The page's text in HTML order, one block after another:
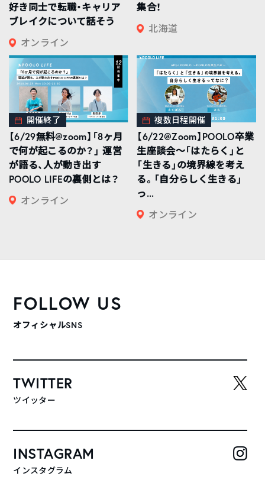
好き同士で転職・キャリア
ブレイクについて話そう
オンライン
集合！
北海道
開催終了
【6/29無料@zoom】「8ヶ月
で何が起こるのか？」 運営
が語る、人が動き出す
POOLO LIFEの裏側とは？
オンライン
複数日程開催
【6/22@Zoom】POOLO卒業
生座談会〜「はたらく」と
「生きる」の境界線を考え
る。「自分らしく生きる」
っ...
オンライン
FOLLOW US
オフィシャルSNS
TWITTER
ツイッター
INSTAGRAM
インスタグラム